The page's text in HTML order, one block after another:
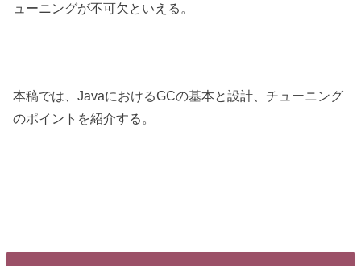
ューニングが不可欠といえる。
本稿では、JavaにおけるGCの基本と設計、チューニング
のポイントを紹介する。